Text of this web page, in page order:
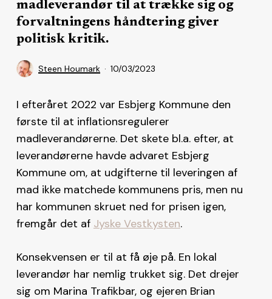
madleverandør til at trække sig og
forvaltningens håndtering giver
politisk kritik.
Steen Houmark 10/03/2023
I efteråret 2022 var Esbjerg Kommune den
første til at inflationsregulerer
madleverandørerne. Det skete bl.a. efter, at
leverandørerne havde advaret Esbjerg
Kommune om, at udgifterne til leveringen af
mad ikke matchede kommunens pris, men nu
har kommunen skruet ned for prisen igen,
fremgår det af Jyske Vestkysten.
Konsekvensen er til at få øje på. En lokal
leverandør har nemlig trukket sig. Det drejer
sig om Marina Trafikbar, og ejeren Brian